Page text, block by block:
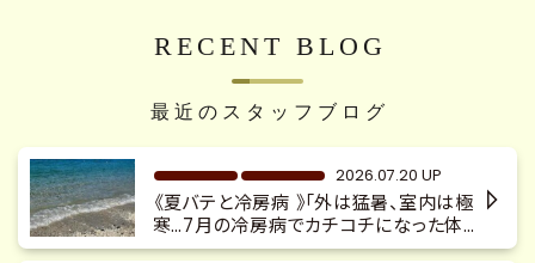
RECENT BLOG
最近のスタッフブログ
2026.07.20 UP
《夏バテと冷房病 》「外は猛暑、室内は極
寒…7月の冷房病でカチコチになった体を
デトックス 深層リンパマッサージ『沼津